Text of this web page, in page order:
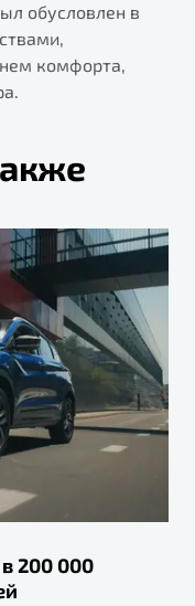
обусловлен в
комфорта,
200 000